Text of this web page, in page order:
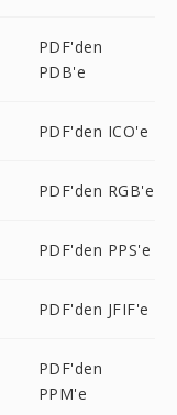
PDF'den
PDB'e
PDF'den ICO'e
PDF'den RGB'e
PDF'den PPS'e
PDF'den JFIF'e
PDF'den
PPM'e